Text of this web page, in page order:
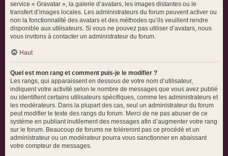
service « Gravatar », la galerie d’avatars, les images distantes ou le
transfert d’images locales. Les administrateurs du forum peuvent activer ou
non la fonctionnalité des avatars et des méthodes qu’ils veuillent rendre
disponible aux utilisateurs. Si vous ne pouvez pas utiliser d’avatars, nous
vous invitons à contacter un administrateur du forum.
Haut
Quel est mon rang et comment puis-je le modifier ?
Les rangs, qui apparaissent en dessous de votre nom d’utilisateur,
indiquent votre activité selon le nombre de messages que vous avez publié
ou identifient certains utilisateurs spécifiques, comme les administrateurs et
les modérateurs. Dans la plupart des cas, seul un administrateur du forum
peut modifier le texte des rangs du forum. Merci de ne pas abuser de ce
système en publiant inutilement des messages afin d’augmenter votre rang
sur le forum. Beaucoup de forums ne toléreront pas ce procédé et un
administrateur ou un modérateur pourra vous sanctionner en abaissant
votre compteur de messages.